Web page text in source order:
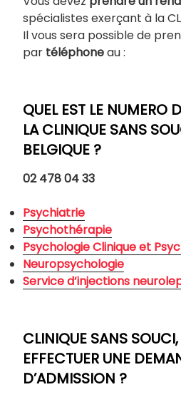
spécialistes exerçant à la
Il vous sera possible de
par téléphoneau :
QUEL EST LE NUMERO
LA CLINIQUE SANS
BELGIQUE ?
02 478 04 33
Psychiatrie
Psychothérapie
Psychologie Clinique et
Neuropsychologie
Service d’injections
CLINIQUE SANS
EFFECTUER UNE
D’ADMISSION ?